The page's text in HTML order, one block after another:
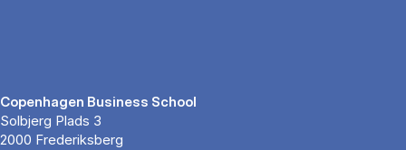
Copenhagen Business School
Solbjerg Plads 3
2000 Frederiksberg